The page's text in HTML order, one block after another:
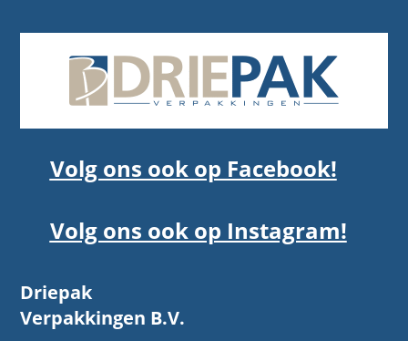
Volg ons ook op Facebook!
Volg ons ook op Instagram!
Driepak
Verpakkingen B.V.